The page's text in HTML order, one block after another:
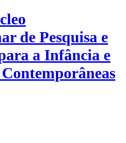
de Pesquisa e
a Infância e